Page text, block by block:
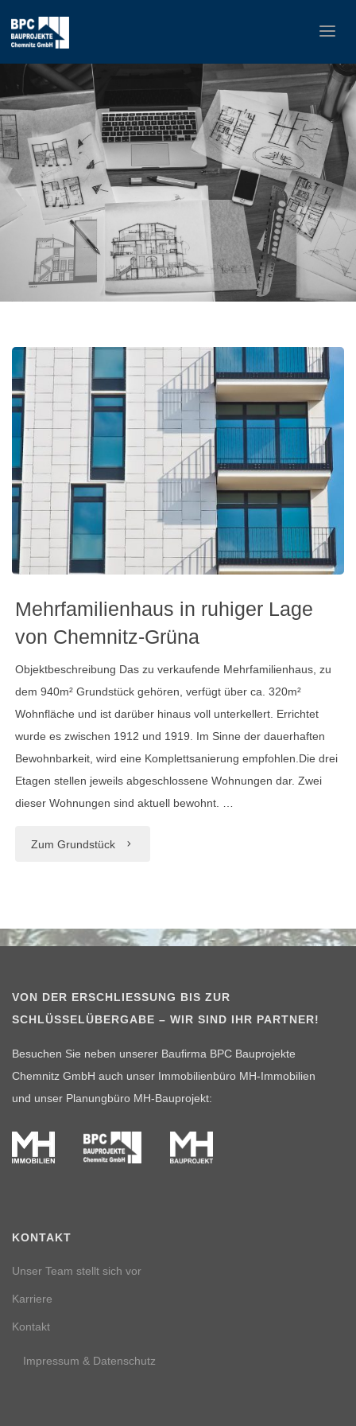
Mehrfamilienhaus in ruhiger Lage
von Chemnitz-Grüna
Objektbeschreibung Das zu verkaufende Mehrfamilienhaus, zu
dem 940m² Grundstück gehören, verfügt über ca. 320m²
Wohnfläche und ist darüber hinaus voll unterkellert. Errichtet
wurde es zwischen 1912 und 1919. Im Sinne der dauerhaften
Bewohnbarkeit, wird eine Komplettsanierung empfohlen.Die drei
Etagen stellen jeweils abgeschlossene Wohnungen dar. Zwei
dieser Wohnungen sind aktuell bewohnt. …
Zum Grundstück "Mehrfamilienhaus
Lage
Chemnitz-
VON DER ERSCHLIESSUNG BIS ZUR S
CHLÜSSELÜBERGABE – WIR SIND IHR PARTNER!
Besuchen Sie neben unserer Baufirma BPC Bauprojekte
Chemnitz GmbH auch unser Immobilienbüro MH-Immobilien
und unser Planungbüro MH-Bauprojekt:
KONTAKT
Unser Team stellt sich vor
Karriere
Kontakt
Impressum & Datenschutz